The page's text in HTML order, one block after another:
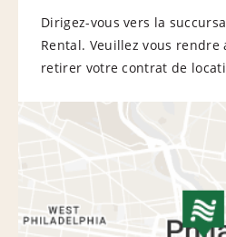
Dirigez-vous vers la
Rental. Veuillez vous
retirer votre contrat de